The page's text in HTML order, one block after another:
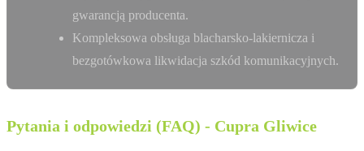
gwarancją producenta.
Kompleksowa obsługa blacharsko-lakiernicza i
bezgotówkowa likwidacja szkód komunikacyjnych.
Pytania i odpowiedzi (FAQ) - Cupra Gliwice